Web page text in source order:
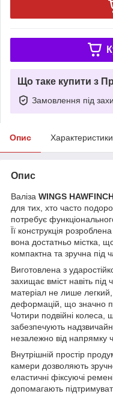
Що таке купити з
Замовлення під
Опис Характеристики
Опис
Валіза WINGS
для тих, хто часто
потребує
Її конструкція
вона достатньо містка,
компактна та зручна під
Виготовлена з
захищає вміст навіть під
матеріал не лише
деформацій, що значно
Чотири подвійні колеса,
забезпечують
незалежно від напрямку
Внутрішній простір
камери дозволяють
еластичні фіксуючі
допомагають